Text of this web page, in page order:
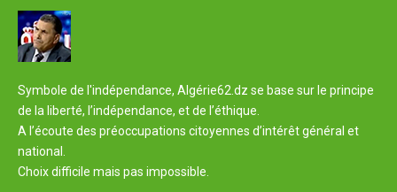
Symbole de l'indépendance, Algérie62.dz se base sur le principe
de la liberté, l’indépendance, et de l’éthique.
A l’écoute des préoccupations citoyennes d’intérêt général et
national.
Choix difficile mais pas impossible.